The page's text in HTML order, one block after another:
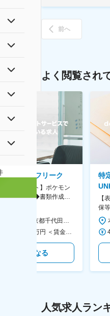
前へ
よく閲覧され
社ゲームフリーク
アシスタント】ポケモン
ズ開発企業◆書類作成・
本社 住所：東京都千代田区神田錦町2-2-1 KANDASQUARE 受動喫煙対策：屋内全面禁煙 変更の範囲：会社の定める事業所
350万円～500万円 ＜賃金形態＞ 月給制 ＜賃金内訳＞ 月額（基本給）：215,000円～307,000円 固定残業手当/月：76,700円～110,000円（固定残業時間45時間0分/月） 超過した時間外労働の残業手当は追加支給 ＜月給＞ 291,700円～417,000円（一律手当を含む） ＜昇給有無＞ 有 ＜残業手当＞ 有 ＜給与補足＞ ※経験・能力を考慮の上、年齢に関わりなく当社規定により優遇します。 賃金はあくまでも目安の金額であり、選考を通じて上下する可能性があります。 月給(月額)は固定手当を含めた表記です。
気になる
特
【
保
活
◆
人気求人ラン